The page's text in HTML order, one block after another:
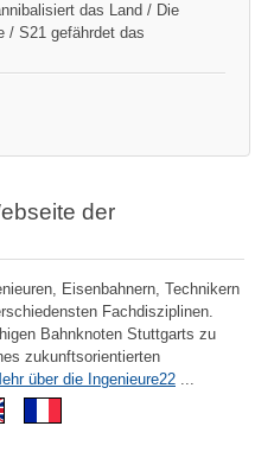
das Land / Die
/ S21 gefährdet das
der
Eisenbahnern, Technikern
Fachdisziplinen.
Bahnknoten Stuttgarts zu
zukunftsorientierten
über die Ingenieure22